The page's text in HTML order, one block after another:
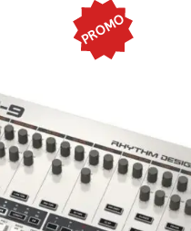
PROMO